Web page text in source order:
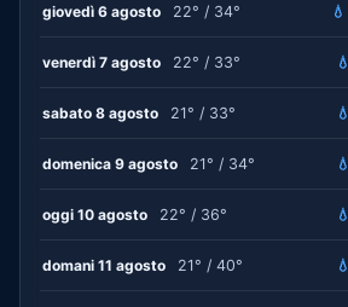
giovedì 6 agosto 22° / 34°
venerdì 7 agosto 22° / 33°
sabato 8 agosto 21° / 33°
domenica 9 agosto 21° / 34°
oggi 10 agosto 22° / 36°
domani 11 agosto 21° / 40°